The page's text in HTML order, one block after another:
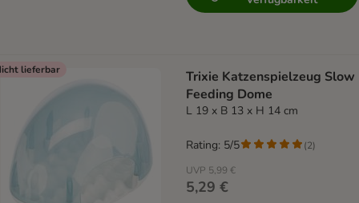
lieferbar
Trixie Katzenspielzeug Slow
Feeding Dome
L 19 x B 13 x H 14 cm
UVP 5,99 €
5,29 €
Rating: 5/5 (2)